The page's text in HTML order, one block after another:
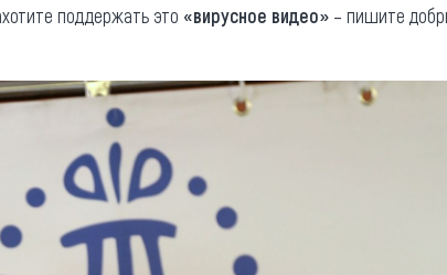
поддержать это «вирусное видео» – пишите